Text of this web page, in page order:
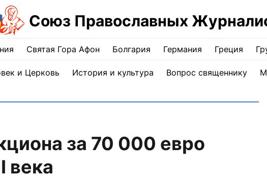
Союз Православных
Святая Гора Афон Болгария Германия Греция
и Церковь История и культура Вопрос священнику
за 70 000 евро
века